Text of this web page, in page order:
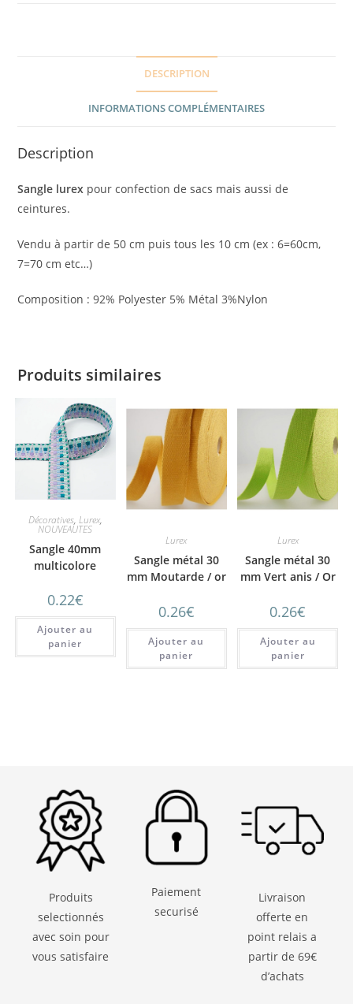
DESCRIPTION
INFORMATIONS COMPLÉMENTAIRES
Description
Sangle lurex pour confection de sacs mais aussi de
ceintures.
Vendu à partir de 50 cm puis tous les 10 cm (ex : 6=60cm,
7=70 cm etc…)
Composition : 92% Polyester 5% Métal 3%Nylon
Produits similaires
Décoratives, Lurex,
NOUVEAUTES
Sangle 40mm
multicolore
0.22€
Ajouter au
panier
Lurex
Sangle métal 30
mm Moutarde / or
0.26€
Ajouter au
panier
Lurex
Sangle métal 30
mm Vert anis / Or
0.26€
Ajouter au
panier
Produits
selectionnés
avec soin pour
vous satisfaire
Paiement
securisé
Livraison
offerte en
point relais a
partir de 69€
d’achats